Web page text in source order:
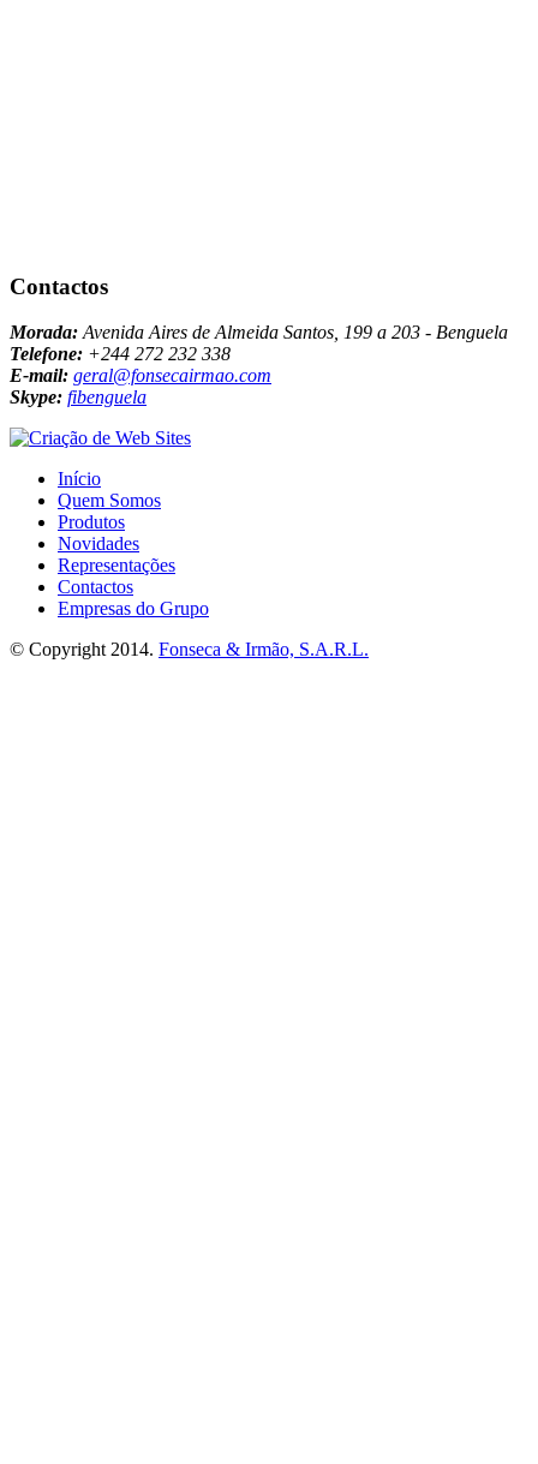
Contactos
Morada: Avenida Aires de Almeida Santos, 199 a 203 - Benguela
Telefone: +244 272 232 338
E-mail: geral@fonsecairmao.com
Skype: fibenguela
Início
Quem Somos
Produtos
Novidades
Representações
Contactos
Empresas do Grupo
© Copyright 2014. Fonseca & Irmão, S.A.R.L.